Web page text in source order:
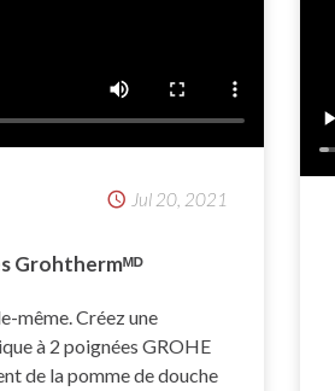
Jul 20, 2021
Grohthermᴹᴰ
même. Créez une
à 2 poignées GROHE
de la pomme de douche